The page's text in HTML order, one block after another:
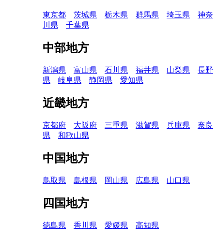
東京都 茨城県 栃木県 群馬県 埼玉県
神奈
川県
千葉県
中部地方
新潟県 富山県 石川県 福井県 山梨県
長野
県
岐阜県 静岡県 愛知県
近畿地方
京都府 大阪府 三重県 滋賀県 兵庫県
奈良
県
和歌山県
中国地方
鳥取県 島根県 岡山県 広島県 山口県
四国地方
徳島県 香川県 愛媛県 高知県